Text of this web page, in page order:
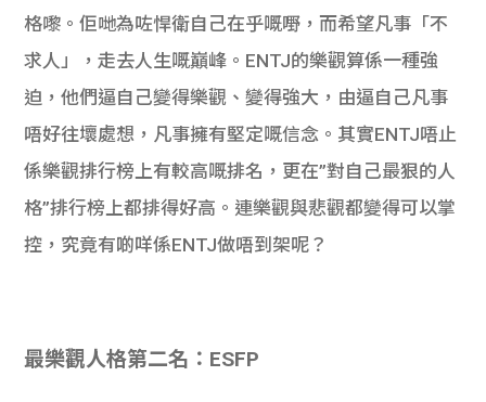
格嚟。佢哋為咗悍衛自己在乎嘅嘢，而希望凡事「不
求人」，走去人生嘅巔峰。ENTJ的樂觀算係一種強
迫，他們逼自己變得樂觀、變得強大，由逼自己凡事
唔好往壞處想，凡事擁有堅定嘅信念。其實ENTJ唔止
係樂觀排行榜上有較高嘅排名，更在”對自己最狠的人
格”排行榜上都排得好高。連樂觀與悲觀都變得可以掌
控，究竟有啲咩係ENTJ做唔到架呢？
最樂觀人格第二名：ESFP